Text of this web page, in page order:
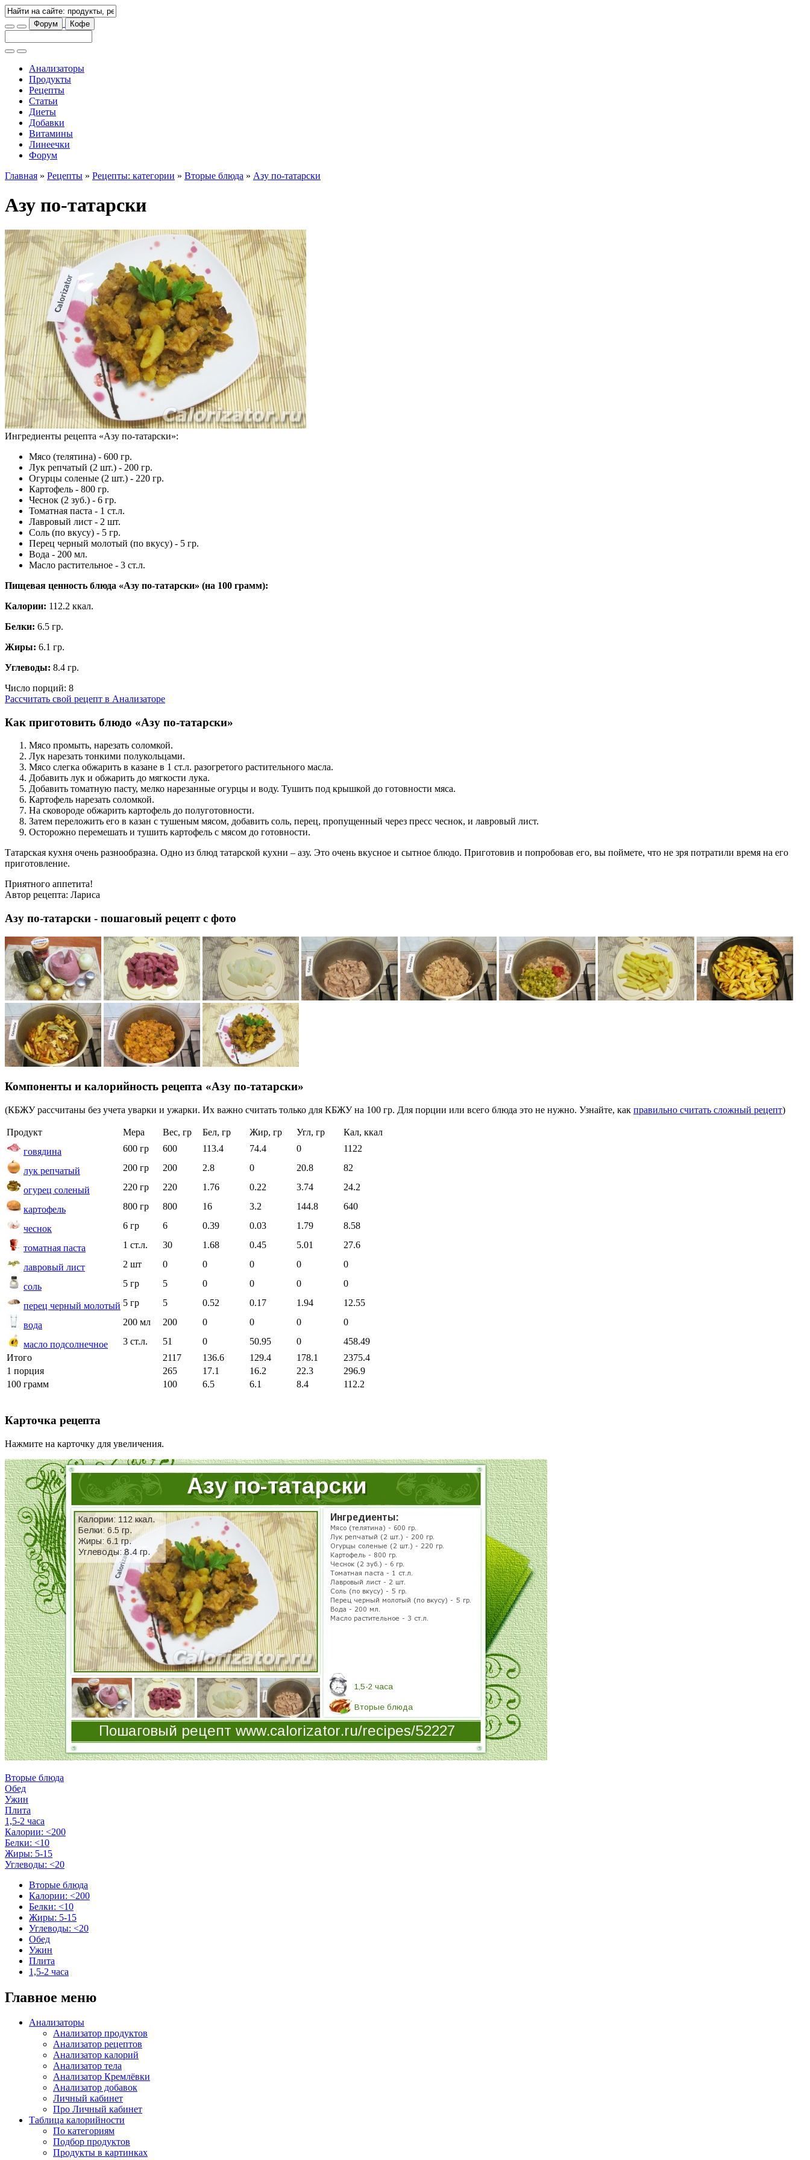
Форум Кофе
Анализаторы
Продукты
Рецепты
Статьи
Диеты
Добавки
Витамины
Линеечки
Форум
Главная » Рецепты » Рецепты: категории » Вторые блюда » Азу по-татарски
Азу по-татарски
Ингредиенты рецепта «Азу по-татарски»:
Мясо (телятина) - 600 гр.
Лук репчатый (2 шт.) - 200 гр.
Огурцы соленые (2 шт.) - 220 гр.
Картофель - 800 гр.
Чеснок (2 зуб.) - 6 гр.
Томатная паста - 1 ст.л.
Лавровый лист - 2 шт.
Соль (по вкусу) - 5 гр.
Перец черный молотый (по вкусу) - 5 гр.
Вода - 200 мл.
Масло растительное - 3 ст.л.
Пищевая ценность блюда «Азу по-татарски» (на 100 грамм):
Калории: 112.2 ккал.
Белки: 6.5 гр.
Жиры: 6.1 гр.
Углеводы: 8.4 гр.
Число порций: 8
Рассчитать свой рецепт в Анализаторе
Как приготовить блюдо «Азу по-татарски»
Мясо промыть, нарезать соломкой.
Лук нарезать тонкими полукольцами.
Мясо слегка обжарить в казане в 1 ст.л. разогретого растительного масла.
Добавить лук и обжарить до мягкости лука.
Добавить томатную пасту, мелко нарезанные огурцы и воду. Тушить под крышкой до готовности мяса.
Картофель нарезать соломкой.
На сковороде обжарить картофель до полуготовности.
Затем переложить его в казан с тушеным мясом, добавить соль, перец, пропущенный через пресс чеснок, и лавровый лист.
Осторожно перемешать и тушить картофель с мясом до готовности.
Татарская кухня очень разнообразна. Одно из блюд татарской кухни – азу. Это очень вкусное и сытное блюдо. Приготовив и попробовав его, вы поймете, что не зря потратили время на его
приготовление.
Приятного аппетита!
Автор рецепта: Лариса
Азу по-татарски - пошаговый рецепт с фото
Компоненты и калорийность рецепта «Азу по-татарски»
(КБЖУ рассчитаны без учета уварки и ужарки. Их важно считать только для КБЖУ на 100 гр. Для порции или всего блюда это не нужно. Узнайте, как правильно считать сложный рецепт)
Продукт Мера Вес, гр Бел, гр Жир, гр Угл, гр
Кал, ккал
говядина
600 гр 600 113.4 74.4 0 1122
лук репчатый 200 гр 200 2.8 0 20.8 82
огурец соленый 220 гр 220 1.76 0.22 3.74 24.2
картофель 800 гр 800 16 3.2 144.8 640
чеснок 6 гр 6 0.39 0.03 1.79 8.58
томатная паста 1 ст.л. 30 1.68 0.45 5.01 27.6
лавровый лист 2 шт 0 0 0 0 0
соль 5 гр 5 0 0 0 0
перец черный молотый 5 гр 5 0.52 0.17 1.94 12.55
вода 200 мл 200 0 0 0 0
масло подсолнечное 3 ст.л. 51 0 50.95 0
458.49
Итого
2117 136.6 129.4 178.1
2375.4
1 порция
265 17.1 16.2 22.3
296.9
100 грамм
100 6.5 6.1 8.4 112.2
Карточка рецепта
Нажмите на карточку для увеличения.
Вторые блюда
Обед
Ужин
Плита
1,5-2 часа
Калории: <200
Белки: <10
Жиры: 5-15
Углеводы: <20
Вторые блюда
Калории: <200
Белки: <10
Жиры: 5-15
Углеводы: <20
Обед
Ужин
Плита
1,5-2 часа
Главное меню
Анализаторы
Анализатор продуктов
Анализатор рецептов
Анализатор калорий
Анализатор тела
Анализатор Кремлёвки
Анализатор добавок
Личный кабинет
Про Личный кабинет
Таблица калорийности
По категориям
Подбор продуктов
Продукты в картинках